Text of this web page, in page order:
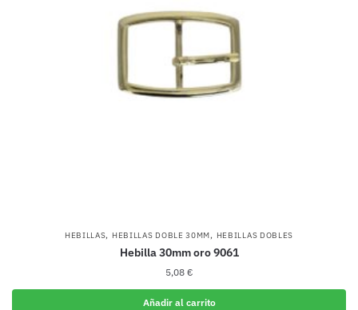
HEBILLAS, HEBILLAS DOBLE 30MM, HEBILLAS DOBLES
Hebilla 30mm oro 9061
5,08 €
Añadir al carrito